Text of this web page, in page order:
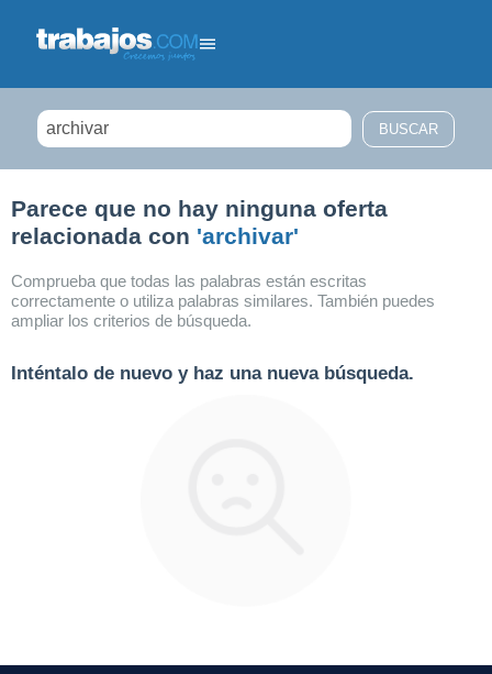
Parece que no hay ninguna oferta
relacionada con 'archivar'
Comprueba que todas las palabras están escritas
correctamente o utiliza palabras similares. También puedes
ampliar los criterios de búsqueda.
Inténtalo de nuevo y haz una nueva búsqueda.